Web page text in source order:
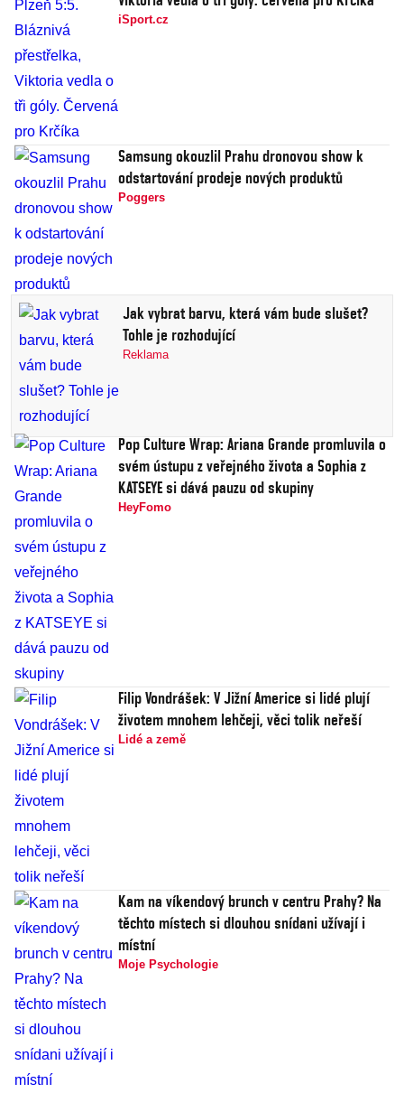
iSport.cz
Samsung okouzlil Prahu dronovou show k
odstartování prodeje nových produktů
Poggers
Jak vybrat barvu, která vám bude slušet?
Tohle je rozhodující
Reklama
Pop Culture Wrap: Ariana Grande promluvila o
svém ústupu z veřejného života a Sophia z
KATSEYE si dává pauzu od skupiny
HeyFomo
Filip Vondrášek: V Jižní Americe si lidé plují
životem mnohem lehčeji, věci tolik neřeší
Lidé a země
Kam na víkendový brunch v centru Prahy? Na
těchto místech si dlouhou snídani užívají i
místní
Moje Psychologie